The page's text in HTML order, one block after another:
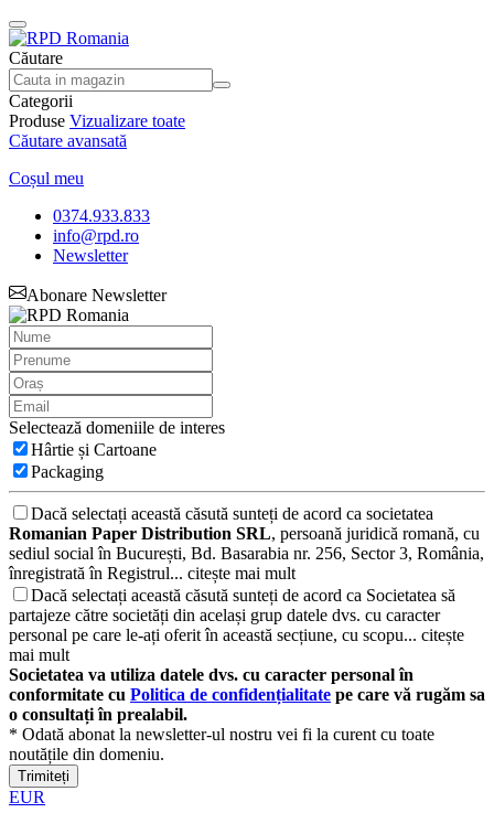
Căutare
Categorii
Produse Vizualizare toate
Căutare avansată
Coșul meu
0374.933.833
info@rpd.ro
Newsletter
Abonare Newsletter
Selectează domeniile de interes
Hârtie și Cartoane
Packaging
Dacă selectați această căsută sunteți de acord ca societatea
Romanian Paper Distribution SRL, persoană juridică romană, cu
sediul social în București, Bd. Basarabia nr. 256, Sector 3, România,
înregistrată în Registrul... citește mai mult
Dacă selectați această căsută sunteți de acord ca Societatea să
partajeze către societăți din același grup datele dvs. cu caracter
personal pe care le-ați oferit în această secțiune, cu scopu... citește
mai mult
Societatea va utiliza datele dvs. cu caracter personal în
conformitate cu Politica de confidențialitate pe care vă rugăm sa
o consultați în prealabil.
* Odată abonat la newsletter-ul nostru vei fi la curent cu toate
noutățile din domeniu.
Trimiteți
EUR